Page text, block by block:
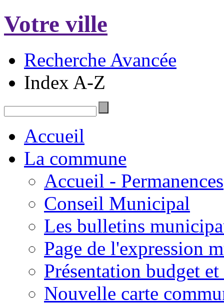
Votre ville
Recherche Avancée
Index A-Z
Accueil
La commune
Accueil - Permanences
Conseil Municipal
Les bulletins
Page de l'expression
Présentation budget
Nouvelle carte